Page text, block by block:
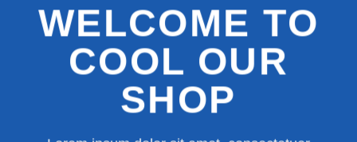
WELCOME TO
COOL OUR
SHOP